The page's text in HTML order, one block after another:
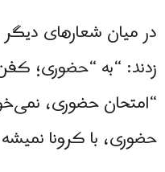
در میان شعارهای
زدند: “به “حضوری؛
“امتحان حضوری،
حضوری، با کرونا